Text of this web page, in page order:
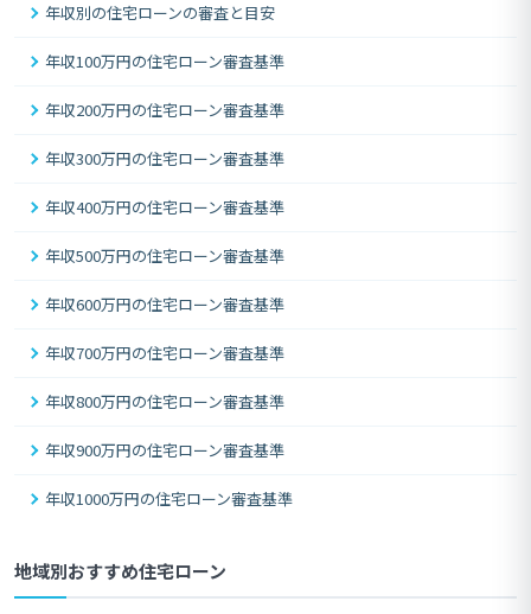
年収別の住宅ローンの審査と目安
年収100万円の住宅ローン審査基準
年収200万円の住宅ローン審査基準
年収300万円の住宅ローン審査基準
年収400万円の住宅ローン審査基準
年収500万円の住宅ローン審査基準
年収600万円の住宅ローン審査基準
年収700万円の住宅ローン審査基準
年収800万円の住宅ローン審査基準
年収900万円の住宅ローン審査基準
年収1000万円の住宅ローン審査基準
地域別おすすめ住宅ローン